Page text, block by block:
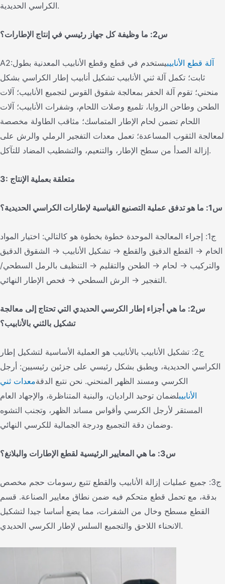
الكراسي الحديدية.
س2: ما وظيفة كل جهاز رئيسي في إنتاج الإطارات؟
A2: آلة قطع الأنابيبيستخدم في قطع وقطع الأنابيب المعدنية بطول
ثابت؛ تكمل آلة ثني الأنابيب تشكيل أنابيب إطار الكراسي بشكل
منحني؛ تقوم آلة الحفر بمعالجة شقوق القوس لتجميع الأنابيب؛ آلات
الطحن وطاحن الزوايا، تلميع وصلات اللحام، وشفرات الأنابيب؛ آلات
اللحام تضمن لحام الإطار المتماسك؛ مثاقب الطاولة مخصصة
لمعالجة الثقوب المساعدة؛ تعمل معدات التفجير الرملي والرش على
إزالة الصدأ من سطح الإطار، والتنعيم، والتشطيب المضاد للتآكل.
3: متعلقة بعملية الإنتاج
س1: ما هو تدفق عملية التصنيع القياسية لإطارات الكراسي الحديدية؟
ج1: إجراء المعالجة الموحدة خطوة بخطوة هو كالتالي: اختيار المواد
الخام → القطع الدقيق والقطع → تشكيل الأنابيب → الشقوق الدقيق
والتركيب → لحام → الطحن والتقليم → التنظيف بالرمل السطحي/
التفجير → الرش السطحي → فحص الإطار النهائي.
س2: ما هي أجزاء إطار الكرسي الحديدي التي تحتاج إلى معالجة
تشكيل بالثني بالأنابيب؟
ج2: تشكيل الأنابيب بالأنابيب هو العملية الأساسية لتشكيل إطار
الكراسي الحديدية، ويطبق بشكل رئيسي على جزئين رئيسيين: أرجل
الكرسي ومسند الظهر المنحني. نحن نتبع الدقةمعدات ثني
الأنابيبلضمان توحيد الراديان، والبنية المتناظرة، والإجهاد العام
المستقر لأرجل الكرسي وأقواس مساند الظهر، وتجنب التشوه
وضمان دقة التجميع ودرجة الجمالية للكرسي النهائي.
س3: ما هي المعايير الرئيسية لقطع الإطارات والبلانغ؟
ج3: جميع عمليات إزالة الأنابيب والقطع تتبع رسومات حجم مخصص
بدقة، مع تحمل قطع متحكم فيه ضمن نطاق معايير الصناعة. قسم
القطع مسطح وخال من الشفرات، مما يضع أساسا جيدا لتشكيل
الانحناء اللاحق والتجميع السلس لإطار الكرسي الحديدي.